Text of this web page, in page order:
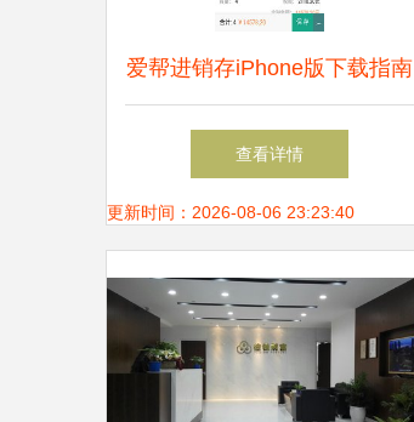
爱帮进销存iPhone版下载指南
与信息咨询服务
查看详情
更新时间：2026-08-06 23:23:40